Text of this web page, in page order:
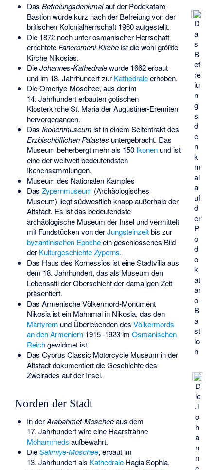
D
a
s
B
ef
re
iu
n
g
s
d
e
n
k
m
al
a
uf
d
er
P
o
d
o
k
at
ar
o-
B
a
st
io
n
D
ie
J
o
h
a
n
n
e
Das Befreiungsdenkmalauf der Podokataro-
Bastion wurde kurz nach der Befreiung von der
britischen Kolonialherrschaft 1960 aufgestellt.
Die 1872 noch unter osmanischer Herrschaft
errichtete Faneromeni-Kircheist die wohl größte
Kirche Nikosias.
DieJohannes-Kathedralewurde 1662 erbaut
und im 18. Jahrhundert zur Kathedraleerhoben.
DieOmeriye-Moschee, aus der im
14. Jahrhundert erbauten gotischen
Klosterkirche St. Maria der Augustiner-Eremiten
hervorgegangen.
Das Ikonenmuseum ist in einem Seitentrakt des
Erzbischöflichen Palastes untergebracht. Das
Museum beherbergt mehr als 150 Ikonenund ist
eine der weltweit bedeutendsten
Ikonensammlungen.
Museum des Nationalen Kampfes
Das Zypernmuseum (Archäologisches
Museum) liegt südwestlich knapp außerhalb der
Altstadt. Es ist das bedeutendste
archäologische Museum der Insel und vermittelt
mit Fundstücken von derJungsteinzeitbis zur
byzantinischen Epocheein geschlossenes Bild
der Kulturgeschichte Zyperns.
Das Haus des Kornessios ist eine Stadtvilla aus
dem 18. Jahrhundert, das als Museum den
Lebensstil der Oberschicht der damaligen Zeit
präsentiert.
Das Armenische Völkermord-Monument
Nikosiaist ein Mahnmal in Nikosia, das den
Märtyrernund Überlebenden des Völkermords
an den Armeniern1915–1923 im Osmanischen
Reichgewidmet ist.
Das Cyprus Classic Motorcycle Museum in der
Altstadt dokumentiert die Geschichte des
Zweirades auf der Insel.
Norden der Stadt
In derArabahmet-Moscheeaus dem
17. Jahrhundert wird eine Haarsträhne
Mohammeds aufbewahrt.
DieSelimiye-Moschee, erbaut im
13. Jahrhundert als KathedraleHagia Sophia,